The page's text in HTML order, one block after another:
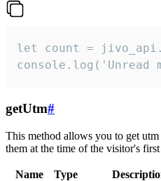
let count =
console.log('Unread
getUtm#
This method allows you to get
them at the time of the visitor's
Name Type